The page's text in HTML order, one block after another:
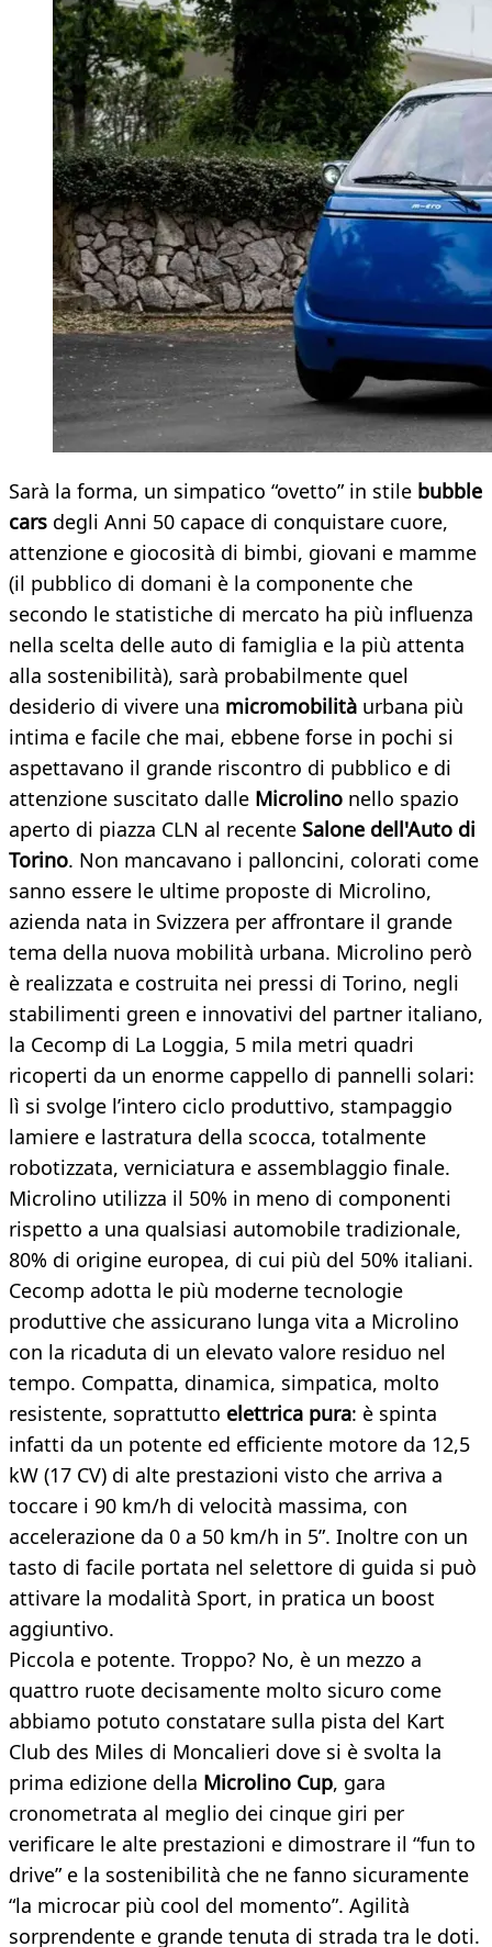
Sarà la forma, un simpatico “ovetto” in stile bubble
cars degli Anni 50 capace di conquistare cuore,
attenzione e giocosità di bimbi, giovani e mamme
(il pubblico di domani è la componente che
secondo le statistiche di mercato ha più influenza
nella scelta delle auto di famiglia e la più attenta
alla sostenibilità), sarà probabilmente quel
desiderio di vivere una micromobilità urbana più
intima e facile che mai, ebbene forse in pochi si
aspettavano il grande riscontro di pubblico e di
attenzione suscitato dalle Microlino nello spazio
aperto di piazza CLN al recente Salone dell'Auto di
Torino. Non mancavano i palloncini, colorati come
sanno essere le ultime proposte di Microlino,
azienda nata in Svizzera per affrontare il grande
tema della nuova mobilità urbana. Microlino però
è realizzata e costruita nei pressi di Torino, negli
stabilimenti green e innovativi del partner italiano,
la Cecomp di La Loggia, 5 mila metri quadri
ricoperti da un enorme cappello di pannelli solari:
lì si svolge l’intero ciclo produttivo, stampaggio
lamiere e lastratura della scocca, totalmente
robotizzata, verniciatura e assemblaggio ﬁnale.
Microlino utilizza il 50% in meno di componenti
rispetto a una qualsiasi automobile tradizionale,
80% di origine europea, di cui più del 50% italiani.
Cecomp adotta le più moderne tecnologie
produttive che assicurano lunga vita a Microlino
con la ricaduta di un elevato valore residuo nel
tempo. Compatta, dinamica, simpatica, molto
resistente, soprattutto elettrica pura: è spinta
infatti da un potente ed efficiente motore da 12,5
kW (17 CV) di alte prestazioni visto che arriva a
toccare i 90 km/h di velocità massima, con
accelerazione da 0 a 50 km/h in 5”. Inoltre con un
tasto di facile portata nel selettore di guida si può
attivare la modalità Sport, in pratica un boost
aggiuntivo.
Piccola e potente. Troppo? No, è un mezzo a
quattro ruote decisamente molto sicuro come
abbiamo potuto constatare sulla pista del Kart
Club des Miles di Moncalieri dove si è svolta la
prima edizione della Microlino Cup, gara
cronometrata al meglio dei cinque giri per
verificare le alte prestazioni e dimostrare il “fun to
drive” e la sostenibilità che ne fanno sicuramente
“la microcar più cool del momento”. Agilità
sorprendente e grande tenuta di strada tra le doti.